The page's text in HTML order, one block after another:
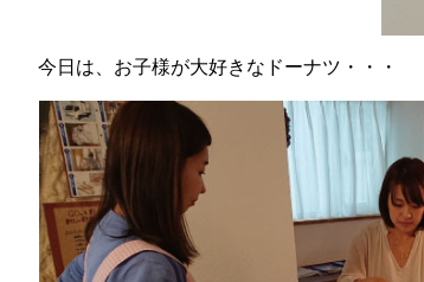
今日は、お子様が大好きなドーナツ・・・